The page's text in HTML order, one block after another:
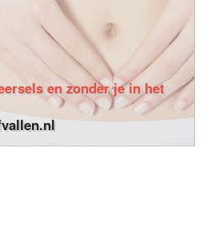
en zonder je in het